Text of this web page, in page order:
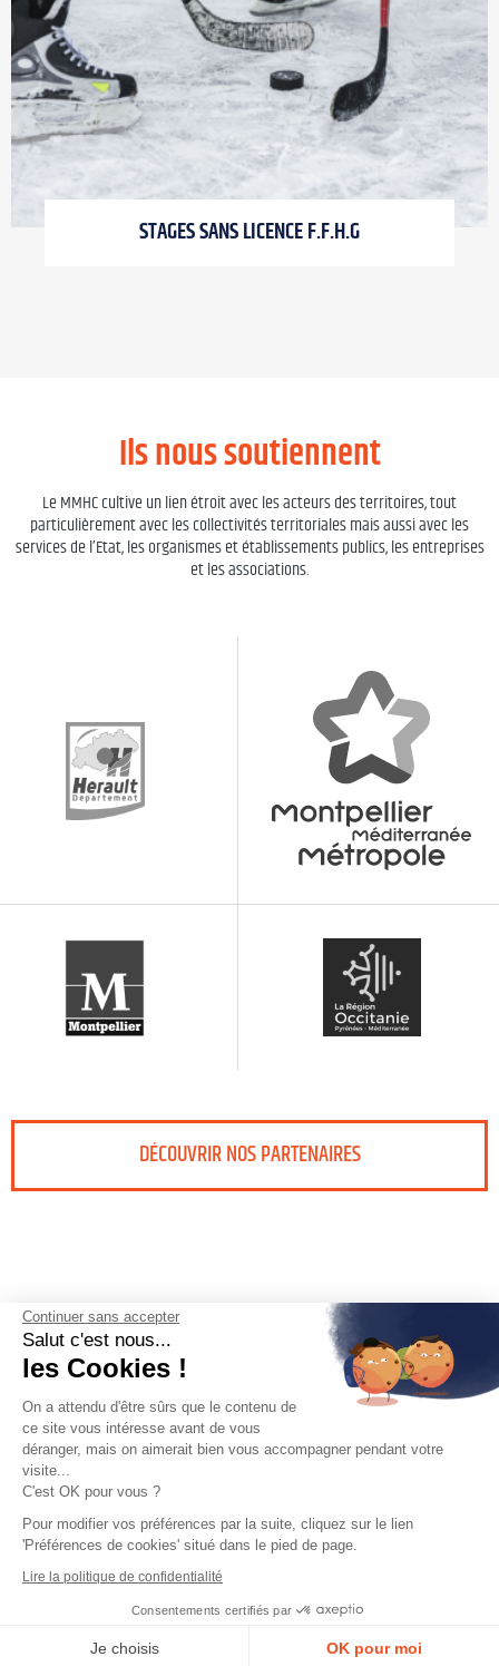
Continuer sans accepter
Salut c'est nous...
les Cookies !
On a attendu d'être sûrs que le contenu de
ce site vous intéresse avant de vous
déranger, mais on aimerait bien vous accompagner pendant votre
visite...
C'est OK pour vous ?
Pour modifier vos préférences par la suite, cliquez sur le lien
'Préférences de cookies' situé dans le pied de page.
Lire la politique de confidentialité
Consentements certifiés par
Je choisis OK pour moi
STAGES SANS LICENCE F.F.H.G
Ils nous soutiennent
Le MMHC cultive un lien étroit avec les acteurs des territoires, tout
particulièrement avec les collectivités territoriales mais aussi avec les
services de l’Etat, les organismes et établissements publics, les entreprises
et les associations.
DÉCOUVRIR NOS PARTENAIRES
Adresse :
Patinoire Vegapolis, 1 Place de France,